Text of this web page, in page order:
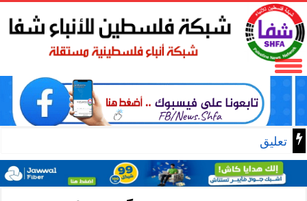
تعليق دولي: أغلفة الأنمي